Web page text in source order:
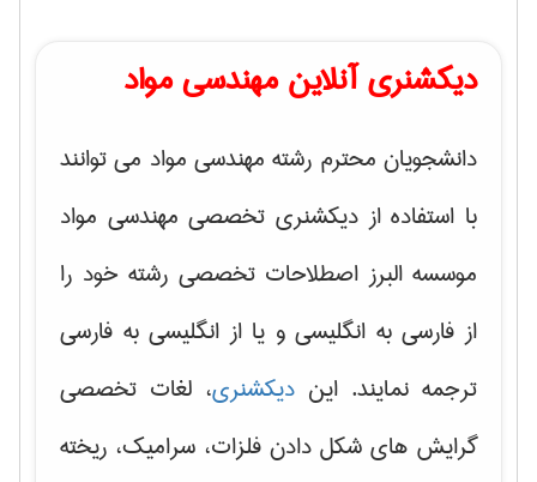
دیکشنری آنلاین مهندسی مواد
دانشجویان محترم رشته مهندسی مواد می توانند
با استفاده از دیکشنری تخصصی مهندسی مواد
موسسه البرز اصطلاحات تخصصی رشته خود را
از فارسی به انگلیسی و یا از انگلیسی به فارسی
ترجمه نمایند. این دیکشنری، لغات تخصصی
گرایش های شکل دادن فلزات، سرامیک، ریخته